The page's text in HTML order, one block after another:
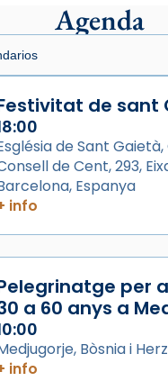
de Barcelona
ago
les santes
verges i màrtirs.
la història de
Mitjana sorgeix
Juliana
(“relatiu a
deixebles seves. I
Gaspar Roig,
són filles de
reivindicarà les relíq
Agenda
de sant
de Sant
de Cent, 293,
Espanya
info
per
a 60 anys a
Bòsnia i
info